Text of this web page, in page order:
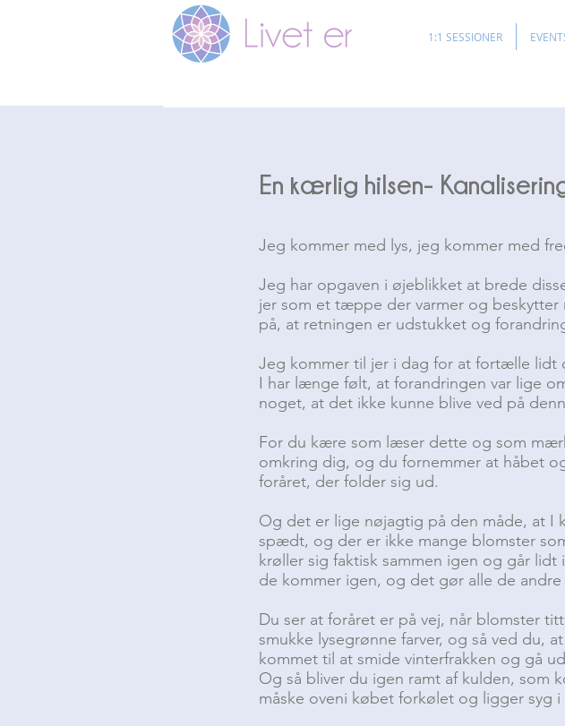
1:1 SESSIONER
En kærlig hilsen-
Jeg kommer med lys, jeg kommer med
Jeg har opgaven i øjeblikket at brede
jer som et tæppe der varmer og
på, at retningen er udstukket og
Jeg kommer til jer i dag for at fortælle lidt
I har længe følt, at forandringen var lige
noget, at det ikke kunne blive ved på
For du kære som læser dette og som
omkring dig, og du fornemmer at håbet
foråret, der folder sig ud.
Og det er lige nøjagtig på den måde, at
spædt, og der er ikke mange blomster
krøller sig faktisk sammen igen og går
de kommer igen, og det gør alle de
Du ser at foråret er på vej, når blomster
smukke lysegrønne farver, og så ved du,
kommet til at smide vinterfrakken og gå
Og så bliver du igen ramt af kulden, som
måske oveni købet forkølet og ligger syg